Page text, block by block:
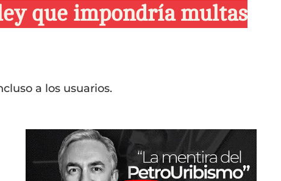
que impondría multas
a los usuarios.